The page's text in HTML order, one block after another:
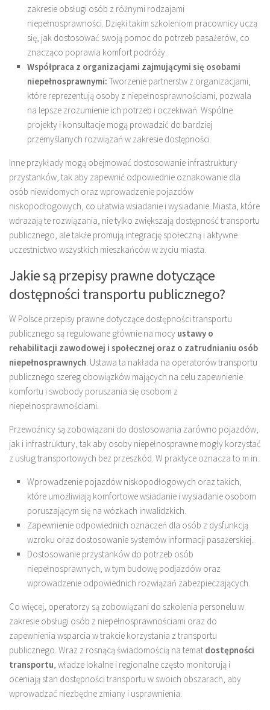
zakresie obsługi osób z różnymi rodzajami
niepełnosprawności. Dzięki takim szkoleniom pracownicy uczą
się, jak dostosować swoją pomoc do potrzeb pasażerów, co
znacząco poprawia komfort podróży.
Współpraca z organizacjami zajmującymi się osobami
niepełnosprawnymi: Tworzenie partnerstw z organizacjami,
które reprezentują osoby z niepełnosprawnościami, pozwala
na lepsze zrozumienie ich potrzeb i oczekiwań. Wspólne
projekty i konsultacje mogą prowadzić do bardziej
przemyślanych rozwiązań w zakresie dostępności.
Inne przykłady mogą obejmować dostosowanie infrastruktury
przystanków, tak aby zapewnić odpowiednie oznakowanie dla
osób niewidomych oraz wprowadzenie pojazdów
niskopodłogowych, co ułatwia wsiadanie i wysiadanie. Miasta, które
wdrażają te rozwiązania, nie tylko zwiększają dostępność transportu
publicznego, ale także promują integrację społeczną i aktywne
uczestnictwo wszystkich mieszkańców w życiu miasta.
Jakie są przepisy prawne dotyczące
dostępności transportu publicznego?
W Polsce przepisy prawne dotyczące dostępności transportu
publicznego są regulowane głównie na mocy ustawy o
rehabilitacji zawodowej i społecznej oraz o zatrudnianiu osób
niepełnosprawnych. Ustawa ta nakłada na operatorów transportu
publicznego szereg obowiązków mających na celu zapewnienie
komfortu i swobody poruszania się osobom z
niepełnosprawnościami.
Przewoźnicy są zobowiązani do dostosowania zarówno pojazdów,
jak i infrastruktury, tak aby osoby niepełnosprawne mogły korzystać
z usług transportowych bez przeszkód. W praktyce oznacza to m.in.:
Wprowadzenie pojazdów niskopodłogowych oraz takich,
które umożliwiają komfortowe wsiadanie i wysiadanie osobom
poruszającym się na wózkach inwalidzkich.
Zapewnienie odpowiednich oznaczeń dla osób z dysfunkcją
wzroku oraz dostosowanie systemów informacji pasażerskiej.
Dostosowanie przystanków do potrzeb osób
niepełnosprawnych, w tym budowę podjazdów oraz
wprowadzenie odpowiednich rozwiązań zabezpieczających.
Co więcej, operatorzy są zobowiązani do szkolenia personelu w
zakresie obsługi osób z niepełnosprawnościami oraz do
zapewnienia wsparcia w trakcie korzystania z transportu
publicznego. Wraz z rosnącą świadomością na temat dostępności
transportu, władze lokalne i regionalne często monitorują i
oceniają stan dostępności transportu w swoich obszarach, aby
wprowadzać niezbędne zmiany i usprawnienia.